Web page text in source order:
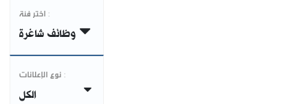
اختر فئة :
وظائف شاغرة
نوع الإعلانات :
الكل